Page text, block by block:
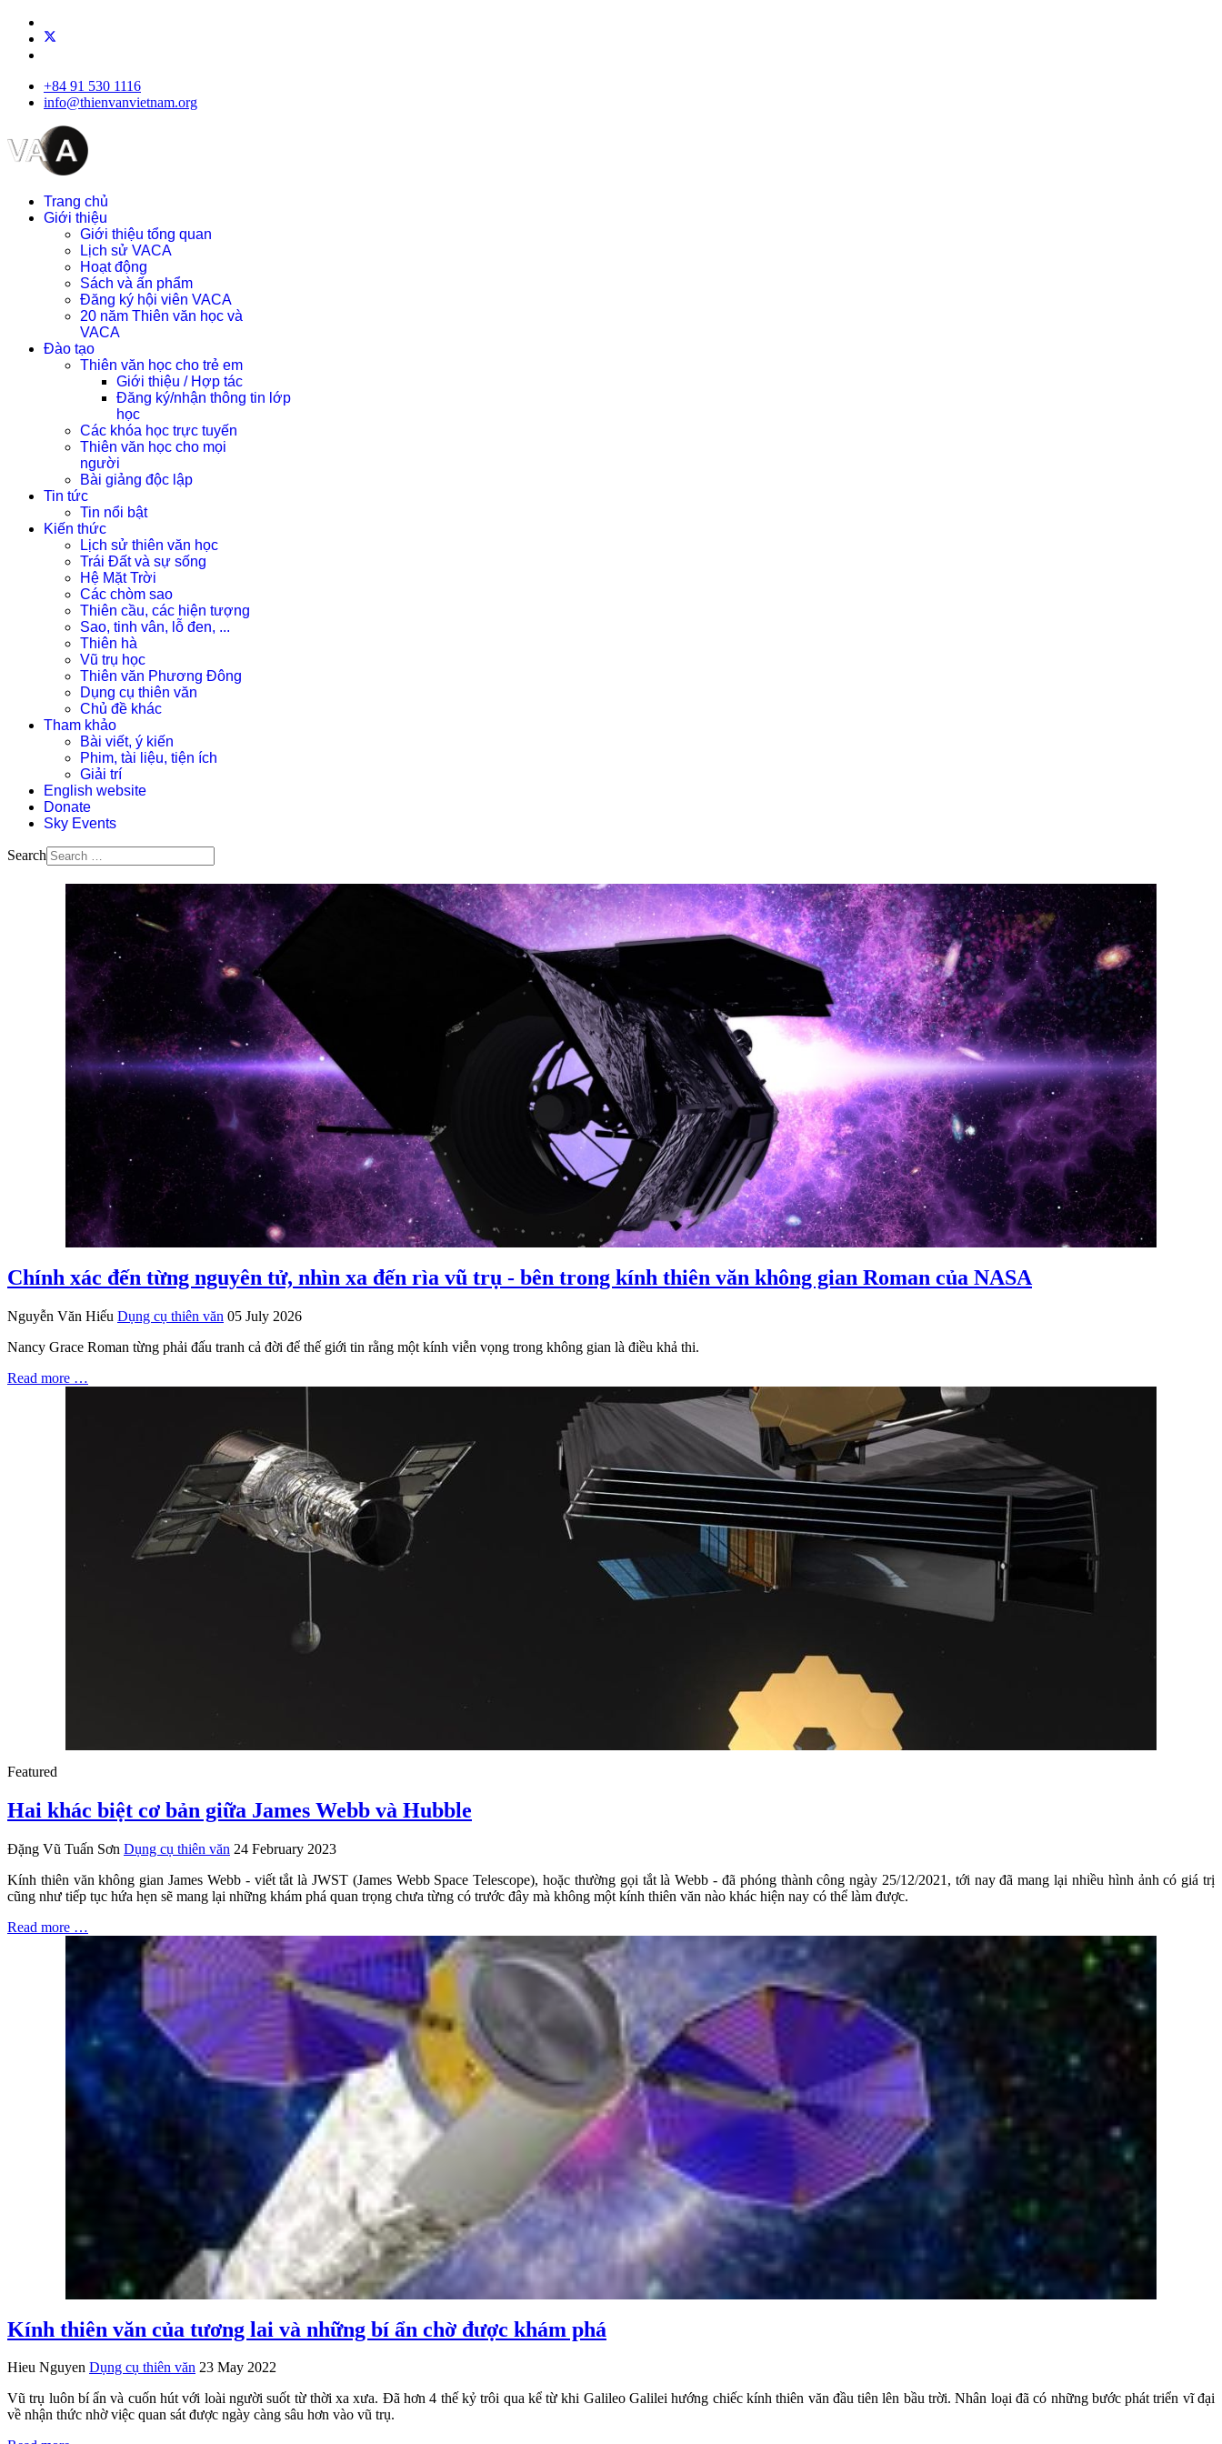
+84 91 530 1116
info@thienvanvietnam.org
Trang chủ
Giới thiệu
Giới thiệu tổng quan
Lịch sử VACA
Hoạt động
Sách và ấn phẩm
Đăng ký hội viên VACA
20 năm Thiên văn học và
VACA
Đào tạo
Thiên văn học cho trẻ em
Giới thiệu / Hợp tác
Đăng ký/nhận thông tin lớp
học
Các khóa học trực tuyến
Thiên văn học cho mọi
người
Bài giảng độc lập
Tin tức
Tin nổi bật
Kiến thức
Lịch sử thiên văn học
Trái Đất và sự sống
Hệ Mặt Trời
Các chòm sao
Thiên cầu, các hiện tượng
Sao, tinh vân, lỗ đen, ...
Thiên hà
Vũ trụ học
Thiên văn Phương Đông
Dụng cụ thiên văn
Chủ đề khác
Tham khảo
Bài viết, ý kiến
Phim, tài liệu, tiện ích
Giải trí
English website
Donate
Sky Events
Search
Chính xác đến từng nguyên tử, nhìn xa đến rìa vũ trụ - bên trong kính thiên văn không gian Roman của NASA
Nguyễn Văn Hiếu Dụng cụ thiên văn 05 July 2026
Nancy Grace Roman từng phải đấu tranh cả đời để thế giới tin rằng một kính viễn vọng trong không gian là điều khả thi.
Read more …
Featured
Hai khác biệt cơ bản giữa James Webb và Hubble
Đặng Vũ Tuấn Sơn Dụng cụ thiên văn 24 February 2023
Kính thiên văn không gian James Webb - viết tắt là JWST (James Webb Space Telescope), hoặc thường gọi tắt là Webb - đã phóng thành công ngày 25/12/2021, tới nay đã mang lại nhiều hình ảnh có giá trị
cũng như tiếp tục hứa hẹn sẽ mang lại những khám phá quan trọng chưa từng có trước đây mà không một kính thiên văn nào khác hiện nay có thể làm được.
Read more …
Kính thiên văn của tương lai và những bí ẩn chờ được khám phá
Hieu Nguyen Dụng cụ thiên văn 23 May 2022
Vũ trụ luôn bí ẩn và cuốn hút với loài người suốt từ thời xa xưa. Đã hơn 4 thế kỷ trôi qua kể từ khi Galileo Galilei hướng chiếc kính thiên văn đầu tiên lên bầu trời. Nhân loại đã có những bước phát triển vĩ đại
về nhận thức nhờ việc quan sát được ngày càng sâu hơn vào vũ trụ.